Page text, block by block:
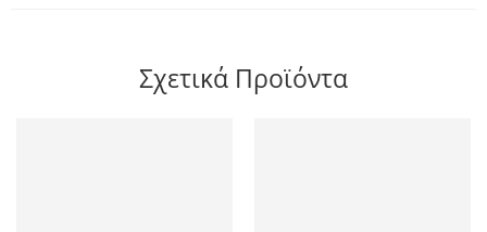
Σχετικά Προϊόντα